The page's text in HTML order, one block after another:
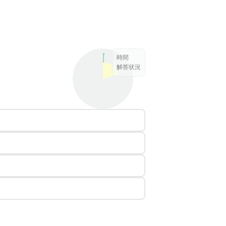
時間
解答状況